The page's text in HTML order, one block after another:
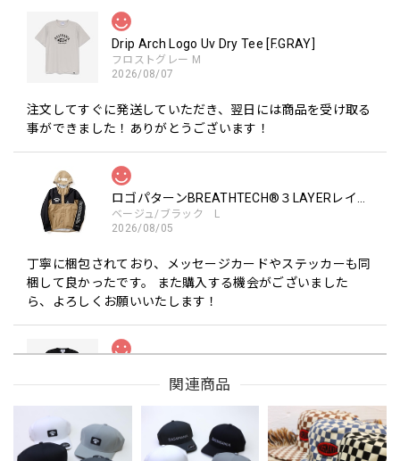
Drip Arch Logo Uv Dry Tee [F.GRAY]
フロストグレー M
2026/08/07
注文してすぐに発送していただき、翌日には商品を受け取る
事ができました！ありがとうございます！
ベージュ/ブラック L
2026/08/05
丁寧に梱包されており、メッセージカードやステッカーも同
梱して良かったです。 また購入する機会がございました
ら、よろしくお願いいたします！
ブラック L
関連商品